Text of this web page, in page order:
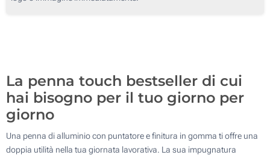
250
La penna touch bestseller di cui
hai bisogno per il tuo giorno per
giorno
Una penna di alluminio con puntatore e finitura in gomma ti offre una
doppia utilità nella tua giornata lavorativa. La sua impugnatura